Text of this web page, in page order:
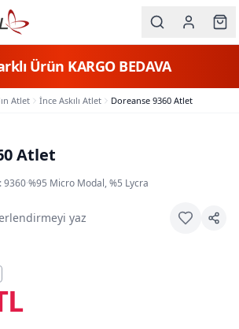
Son Günler
Atlet İnce Askılı Atlet Doreanse 9360 Atlet
Atlet
9360·%95 Micro Modal, %5 Lycra
yaz